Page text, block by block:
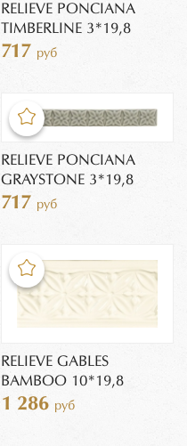
RELIEVE PONCIANA
TIMBERLINE 3*19,8
717 руб
RELIEVE PONCIANA
GRAYSTONE 3*19,8
717 руб
RELIEVE GABLES
BAMBOO 10*19,8
1 286 руб